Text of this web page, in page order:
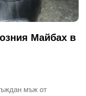
Майбах в
мъж от